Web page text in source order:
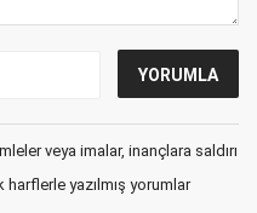
veya imalar, inançlara saldırı
yazılmış yorumlar